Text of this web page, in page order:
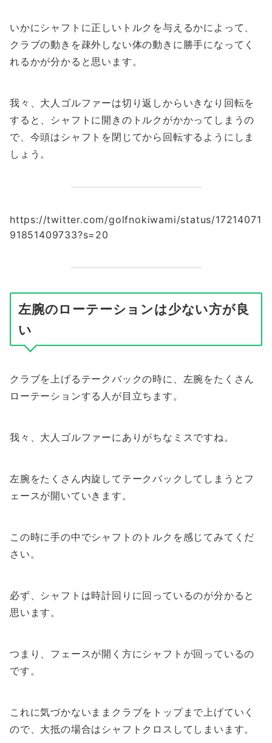
いかにシャフトに正しいトルクを与えるかによって、
クラブの動きを疎外しない体の動きに勝手になってく
れるかが分かると思います。
我々、大人ゴルファーは切り返しからいきなり回転を
すると、シャフトに開きのトルクがかかってしまうの
で、今頭はシャフトを閉じてから回転するようにしま
しょう。
https://twitter.com/golfnokiwami/status/17214071
91851409733?s=20
左腕のローテーションは少ない方が良
い
クラブを上げるテークバックの時に、左腕をたくさん
ローテーションする人が目立ちます。
我々、大人ゴルファーにありがちなミスですね。
左腕をたくさん内旋してテークバックしてしまうとフ
ェースが開いていきます。
この時に手の中でシャフトのトルクを感じてみてくだ
さい。
必ず、シャフトは時計回りに回っているのが分かると
思います。
つまり、フェースが開く方にシャフトが回っているの
です。
これに気づかないままクラブをトップまで上げていく
ので、大抵の場合はシャフトクロスしてしまいます。